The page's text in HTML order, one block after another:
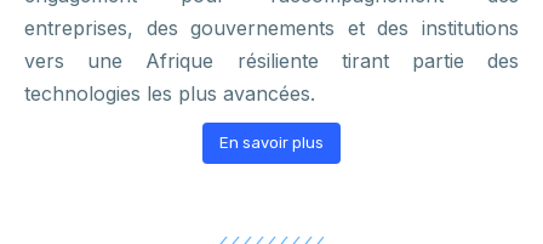
entreprises, des gouvernements et des institutions
vers une Afrique résiliente tirant partie des
technologies les plus avancées.
En savoir plus